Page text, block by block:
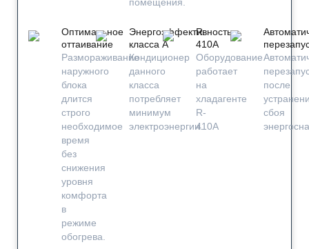
Оптимальное
оттаивание
Размораживание
наружного
блока
длится
строго
необходимое
время
без
снижения
уровня
комфорта
в
режиме
обогрева.
Энергоэффективность
класса А
Кондиционер
данного
класса
потребляет
минимум
электроэнергии.
R-
410A
Оборудование
работает
на
хладагенте
R-
410A
после
сбоя